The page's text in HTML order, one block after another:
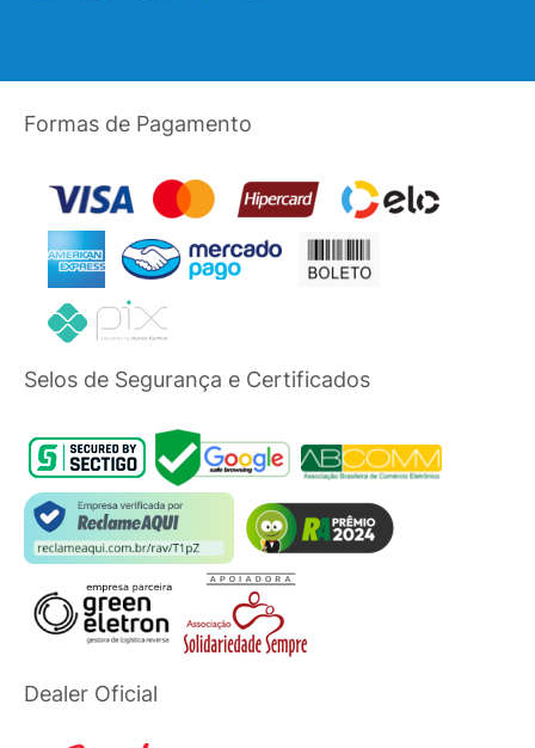
Formas de Pagamento
Selos de Segurança e Certificados
Dealer Oficial